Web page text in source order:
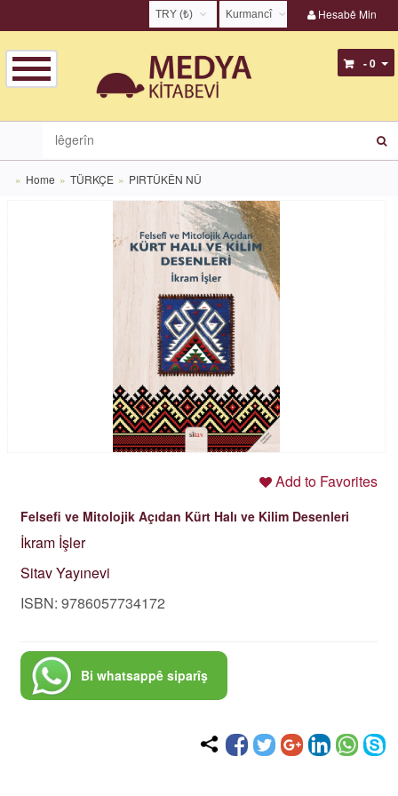
Hesabê Min
Kurmancî
Türkçe
Zazakî
TRY (₺)
EUR (€)
TRY (₺)
GBP (£)
- 0
Home TÜRKÇE PIRTÛKÊN NÛ
Add to Favorites
Felsefi ve Mitolojik Açıdan Kürt Halı ve Kilim Desenleri
İkram İşler
Sitav Yayınevi
ISBN: 9786057734172
Bi whatsappê siparîş